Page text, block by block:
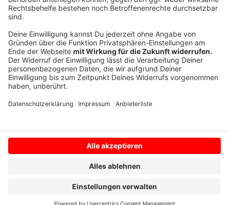
Oberverwaltungsgerichtes stattgefunden.
Anzeige